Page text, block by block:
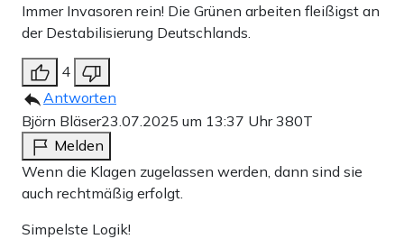
Immer Invasoren rein! Die Grünen arbeiten fleißigst an
der Destabilisierung Deutschlands.
4
Antworten
Björn Bläser23.07.2025 um 13:37 Uhr380T
Melden
Wenn die Klagen zugelassen werden, dann sind sie
auch rechtmäßig erfolgt.
Simpelste Logik!